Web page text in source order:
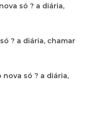
só ? a diária,
? a diária, chamar
só ? a diária,